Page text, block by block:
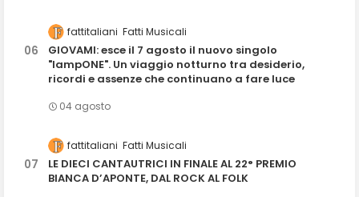
fattitaliani Fatti Musicali
GIOVAMI: esce il 7 agosto il nuovo singolo
"lampONE". Un viaggio notturno tra desiderio,
ricordi e assenze che continuano a fare luce
04 agosto
fattitaliani Fatti Musicali
LE DIECI CANTAUTRICI IN FINALE AL 22° PREMIO
BIANCA D’APONTE, DAL ROCK AL FOLK